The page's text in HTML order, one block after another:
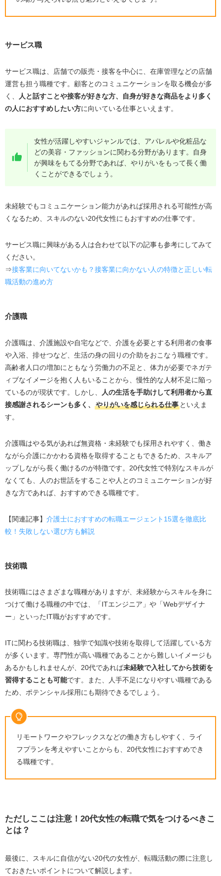
サービス職
サービス職は、店舗での販売・接客を中心に、在庫管理などの店舗
運営も担う職種です。顧客とのコミュニケーションを取る機会が多
く、
人と話すことや接客が好きな方、自身が好きな商品をより多く
の人におすすめしたい方に向いている仕事といえます。
女性が活躍しやすいジャンルでは、アパレルや化粧品な
どの美容・ファッションに関わる分野があります。自身
が興味をもてる分野であれば、やりがいをもって長く働
くことができるでしょう。
未経験でもコミュニケーション能力があれば採用される可能性が高
くなるため、スキルのない20代女性にもおすすめの仕事です。
サービス職に興味がある人は合わせて以下の記事も参考にしてみて
ください。
⇒接客業に向いてないかも？接客業に向かない人の特徴と正しい転
職活動の進め方
介護職
介護職は、介護施設や自宅などで、介護を必要とする利用者の食事
や入浴、排せつなど、生活の身の回りの介助をおこなう職種です。
高齢者人口の増加にともなう労働力の不足と、体力が必要でネガテ
ィブなイメージを抱く人もいることから、慢性的な人材不足に陥っ
ているのが現状です。しかし、
人の生活を手助けして利用者から直
接感謝されるシーンも多く、
やりがいを感じられる仕事といえま
す。
介護職はやる気があれば無資格・未経験でも採用されやすく、働き
ながら介護にかかわる資格を取得することもできるため、スキルア
ップしながら長く働けるのが特徴です。 20代女性で特別なスキルが
なくても、人のお世話をすることや人とのコミュニケーションが好
きな方であれば、おすすめできる職種です。
【関連記事】 介護士におすすめの転職エージェント15選を徹底比
較！失敗しない選び方も解説
技術職
技術職にはさまざまな職種がありますが、未経験からスキルを身に
つけて働ける職種の中では、「ITエンジニア」や「Webデザイナ
ー」といったIT職がおすすめです。
ITに関わる技術職は、独学で知識や技術を取得して活躍している方
が多くいます。専門性が高い職種であることから難しいイメージも
あるかもしれませんが、 20代であれば未経験で入社してから技術を
習得することも可能です。また、人手不足になりやすい職種である
ため、ポテンシャル採用にも期待できるでしょう。
リモートワークやフレックスなどの働き方もしやすく、ライ
フプランを考えやすいことからも、 20代女性におすすめでき
る職種です。
ただしここは注意！20代女性の転職で気をつけるべきこ
とは？
最後に、スキルに自信がない20代の女性が、転職活動の際に注意し
ておきたいポイントについて解説します。